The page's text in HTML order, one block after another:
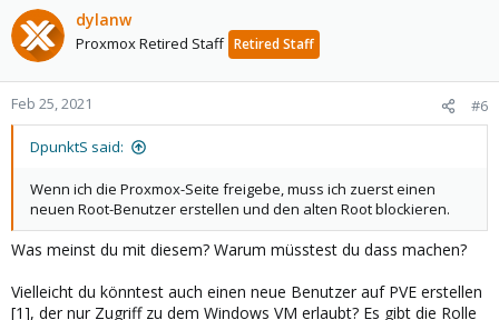
dylanw
Proxmox Retired Staff Retired Staff
Feb 25, 2021 #6
DpunktS said:
Wenn ich die Proxmox-Seite freigebe, muss ich zuerst einen
neuen Root-Benutzer erstellen und den alten Root blockieren.
Was meinst du mit diesem? Warum müsstest du dass machen?
Vielleicht du könntest auch einen neue Benutzer auf PVE erstellen
[1], der nur Zugriff zu dem Windows VM erlaubt? Es gibt die Rolle